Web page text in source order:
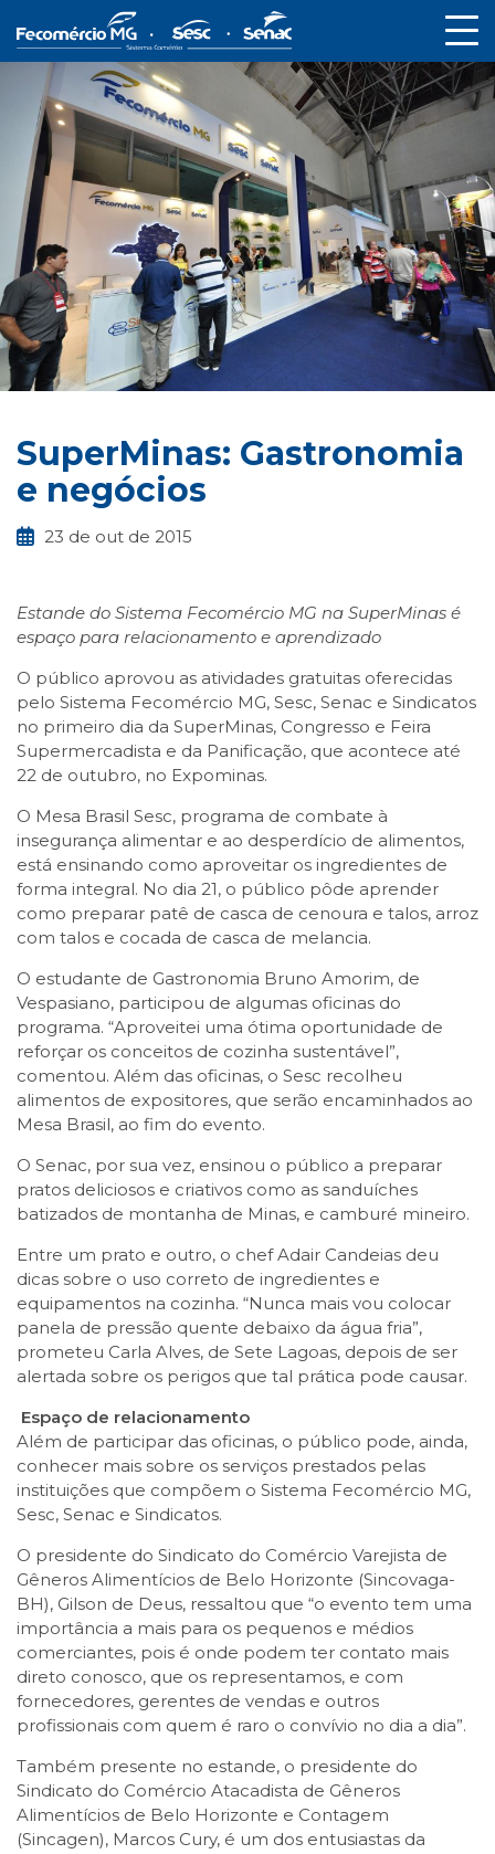
SuperMinas: Gastronomia
e negócios
23 de out de 2015
Estande do Sistema Fecomércio MG na SuperMinas é
espaço para relacionamento e aprendizado
O público aprovou as atividades gratuitas oferecidas
pelo Sistema Fecomércio MG, Sesc, Senac e Sindicatos
no primeiro dia da SuperMinas, Congresso e Feira
Supermercadista e da Panificação, que acontece até
22 de outubro, no Expominas.
O Mesa Brasil Sesc, programa de combate à
insegurança alimentar e ao desperdício de alimentos,
está ensinando como aproveitar os ingredientes de
forma integral. No dia 21, o público pôde aprender
como preparar patê de casca de cenoura e talos, arroz
com talos e cocada de casca de melancia.
O estudante de Gastronomia Bruno Amorim, de
Vespasiano, participou de algumas oficinas do
programa. “Aproveitei uma ótima oportunidade de
reforçar os conceitos de cozinha sustentável”,
comentou. Além das oficinas, o Sesc recolheu
alimentos de expositores, que serão encaminhados ao
Mesa Brasil, ao fim do evento.
O Senac, por sua vez, ensinou o público a preparar
pratos deliciosos e criativos como as sanduíches
batizados de montanha de Minas, e camburé mineiro.
Entre um prato e outro, o chef Adair Candeias deu
dicas sobre o uso correto de ingredientes e
equipamentos na cozinha. “Nunca mais vou colocar
panela de pressão quente debaixo da água fria”,
prometeu Carla Alves, de Sete Lagoas, depois de ser
alertada sobre os perigos que tal prática pode causar.
Espaço de relacionamento
Além de participar das oficinas, o público pode, ainda,
conhecer mais sobre os serviços prestados pelas
instituições que compõem o Sistema Fecomércio MG,
Sesc, Senac e Sindicatos.
O presidente do Sindicato do Comércio Varejista de
Gêneros Alimentícios de Belo Horizonte (Sincovaga-
BH), Gilson de Deus, ressaltou que “o evento tem uma
importância a mais para os pequenos e médios
comerciantes, pois é onde podem ter contato mais
direto conosco, que os representamos, e com
fornecedores, gerentes de vendas e outros
profissionais com quem é raro o convívio no dia a dia”.
Também presente no estande, o presidente do
Sindicato do Comércio Atacadista de Gêneros
Alimentícios de Belo Horizonte e Contagem
(Sincagen), Marcos Cury, é um dos entusiastas da